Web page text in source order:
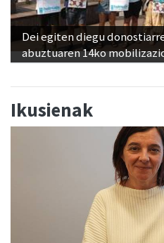
Dei egiten diegu
abuztuaren 14ko
Ikusienak